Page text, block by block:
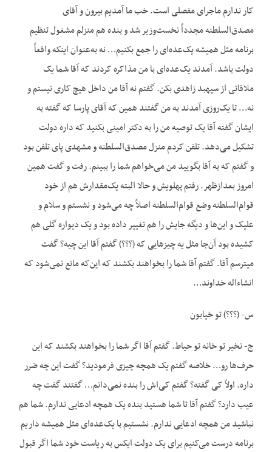
کار ندارم ماجرای مفصلی است. خب ما آمدیم بیرون و آقای
مصدق‌السلطنه مجدداً نخست‌وزیر شد و بنده هم منزلم مشغول تنظیم
برنامه مثل همیشه یک‌عده‌ای را جمع بکنیم… نه به‌عنوان اینکه واقعاً
دولت باشد. آمدند یک‌عده‌ای با من مذاکره کردند که آقا شما یک
ملاقاتی از سپهبد زاهدی بکن. گفتم نه آقا من داخل هیچ کاری نیستم و
نه… تا یک‌روزی آمدند به من گفتند همین که آقای پارسا که گفته به
ایشان گفته آقا یک توصیه من را به دکتر امینی بکنید که داره دولت
تشکیل می‌دهد. تلفن کردم منزل مصدق‌السلطنه و مشهدی پای تلفن بود
و گفتم که به آقا بگویید من می‌خواهم شما را ببینم. رفت و گفت همین
امروز بعدازظهر. رفتم پهلویش و حالا البته یک‌مقدارش هم از خود
قوام‌السلطنه وضع قوام‌السلطنه اصلاً چه می‌شود و نشستم و سلام و
علیک و این‌ها و دیگه جایش را هم تغییر داده بود و یک دیواره گلی هم
کشیده بود آن‌جا مثل یه چیزهایی که (؟؟؟) گفتم آقا این چیه؟ گفت
میترسم آقا. گفتم آقا شما را بخواهند بکشند که این‌که مانع نمی‌شود که
انشاءاله خداوند…
س- (؟؟؟) تو خیابون
ج- نخیر تو خانه تو حیاط. گفتم آقا اگر شما را بخواهند بکشند که این
حرف‌ها رو… خلاصه گفتم یک همچه چیزی فرمودید؟ گفت این چه ضرر
داره. اولاً کی گفته؟ گفتم کی‌اش را بنده نمی‌دانم… گفتند گفت چه
عیب دارد؟ گفتم آقا تا شما هستید بنده یک همچه ادعایی ندارم. شما هم
نباشید من همچه ادعایی ندارم. نشستیم با یک‌عده‌ای مثل همیشه داریم
برنامه درست می‌کنیم برای یک دولت ایکس به ریاست خود شما اگر قبول